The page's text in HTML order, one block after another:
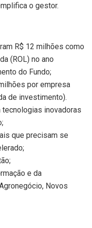
o gestor.
R$ 12 milhões como
(ROL) no ano
do Fundo;
por empresa
de investimento).
tecnologias inovadoras
que precisam se
e da
Novos